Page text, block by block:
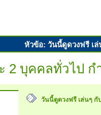
หัวข้อ: วันนี้ดูดวงฟรี เ
2 บุคคลทั่วไป
วันนี้ดูดวงฟรี เล่นๆ กั